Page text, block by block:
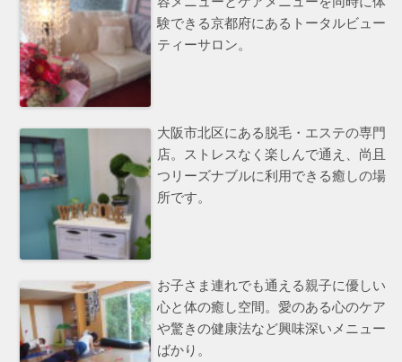
験できる京都府にあるトータルビュー
ティーサロン。
大阪市北区にある脱毛・エステの専門
店。ストレスなく楽しんで通え、尚且
つリーズナブルに利用できる癒しの場
所です。
お子さま連れでも通える親子に優しい
心と体の癒し空間。愛のある心のケア
や驚きの健康法など興味深いメニュー
ばかり。